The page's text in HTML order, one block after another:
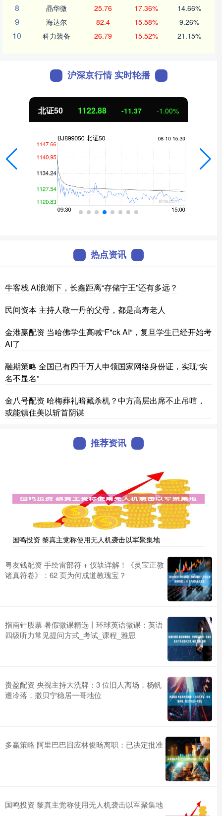
8 晶华微 25.76 17.36% 14.66%
9 海达尔 82.4 15.58% 9.26%
10 科力装备 26.79 15.52% 21.15%
沪深京行情 实时轮播
北证50 1122.88 -11.37 -1.00%
热点资讯
牛客栈 AI浪潮下，长鑫距离“存储宁王”还有多远？
民间资本 主持人敬一丹的父母，都是高寿老人
金港赢配资 当哈佛学生高喊“F*ck AI”，复旦学生已经开始考
AI了
融期策略 全国已有四千万人申领国家网络身份证，实现“实
名不显名”
金八号配资 哈梅葬礼暗藏杀机？中方高层出席不止吊唁，
或能镇住美以斩首阴谋
推荐资讯
国鸣投资 黎真主党称使用无人机袭击以军聚集地
粤友钱配资 手绘雷部符 + 仪轨详解！《灵宝正教
诸真符卷》：62 页为何成道教瑰宝？
指南针股票 暑假微课精选丨环球英语微课：英语
四级听力常见提问方式_考试_课程_雅思
贵盈配资 央视主持大洗牌：3 位旧人离场，杨帆
遭冷落，撒贝宁稳居一哥地位
多赢策略 阿里巴巴回应林俊旸离职：已决定批准
国鸣投资 黎真主党称使用无人机袭击以军聚集地